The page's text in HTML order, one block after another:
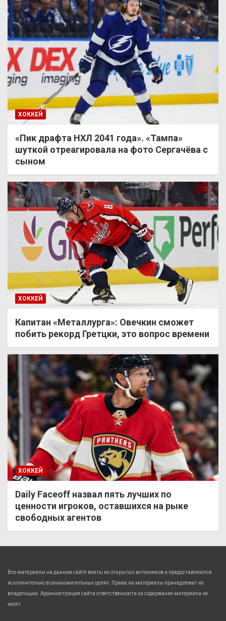
ХОККЕЙ
«Пик драфта НХЛ 2041 года». «Тампа»
шуткой отреагировала на фото Сергачёва с
сыном
ХОККЕЙ
Капитан «Металлурга»: Овечкин сможет
побить рекорд Гретцки, это вопрос времени
ХОККЕЙ
Daily Faceoff назвал пять лучших по
ценности игроков, оставшихся на рыке
свободных агентов
Все материалы на данном сайте взяты из открытых источников и предоставляются
исключительно в ознакомительных целях. Права на материалы принадлежат их
владельцам. Администрация сайта ответственности за содержание материала не
несет.